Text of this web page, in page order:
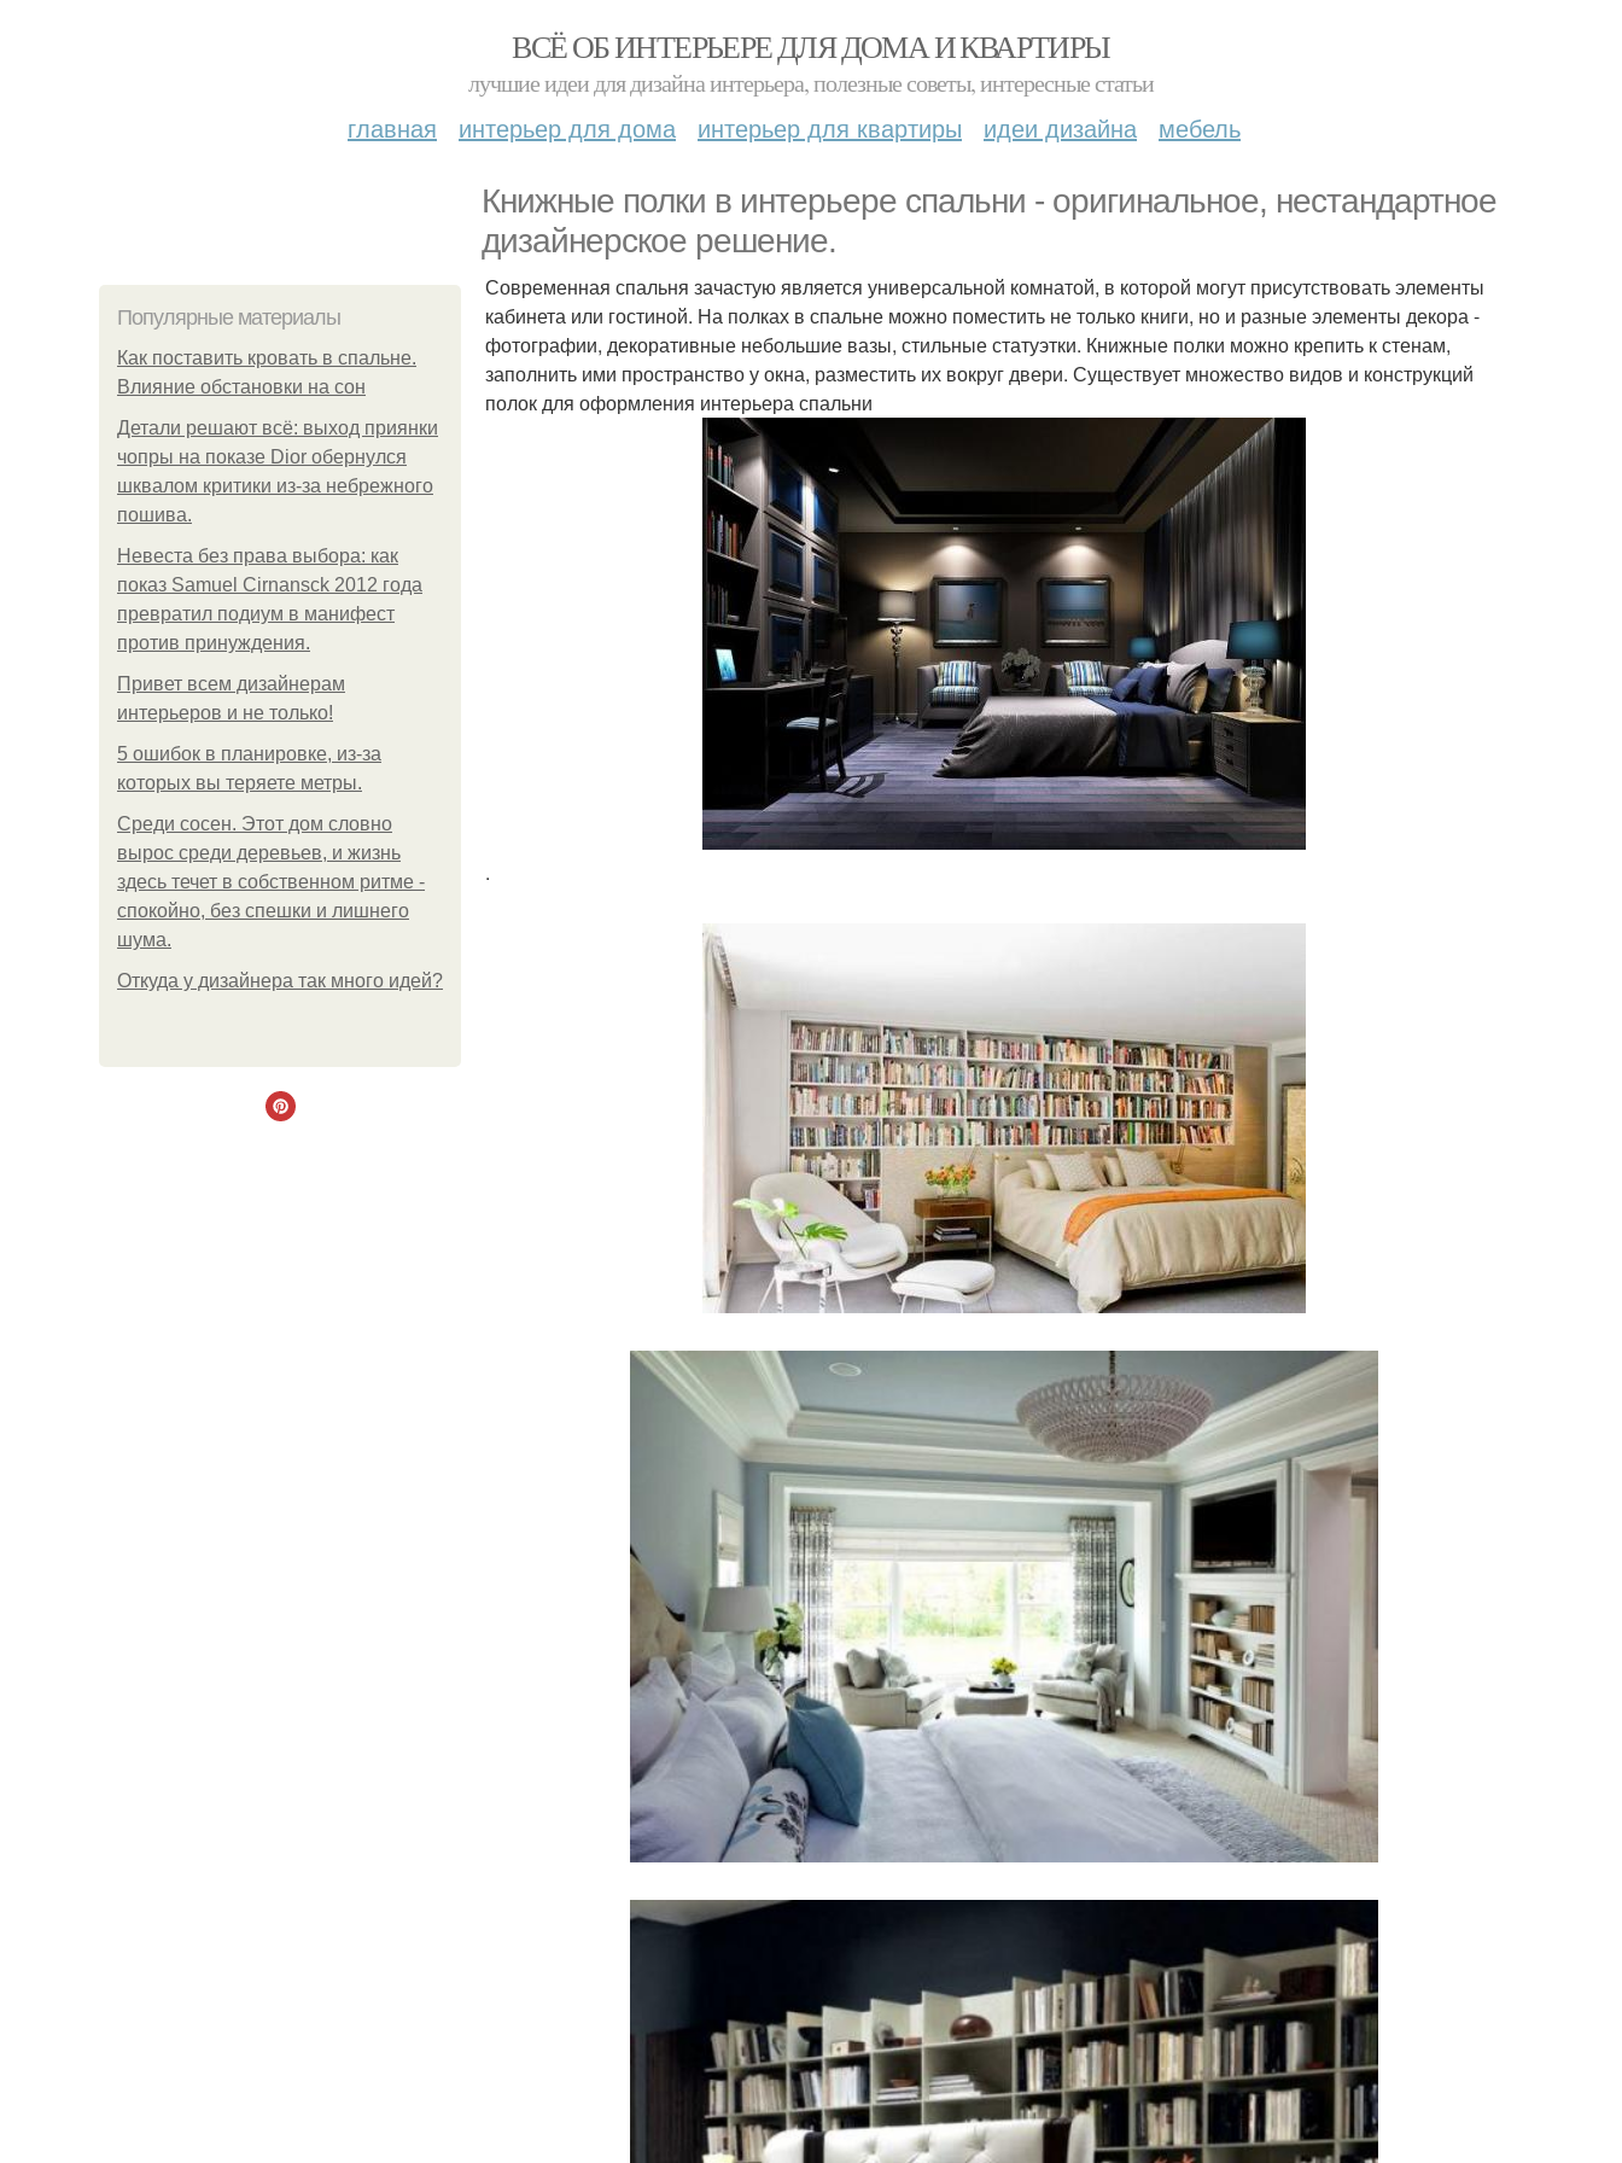
ВСЁ ОБ ИНТЕРЬЕРЕ ДЛЯ ДОМА И КВАРТИРЫ
лучшие идеи для дизайна интерьера, полезные советы, интересные статьи
главная интерьер для дома интерьер для квартиры идеи дизайна мебель
Книжные полки в интерьере спальни - оригинальное, нестандартное
дизайнерское решение.
Популярные материалы
Как поставить кровать в спальне.
Влияние обстановки на сон
Детали решают всё: выход приянки
чопры на показе Dior обернулся
шквалом критики из-за небрежного
пошива.
Невеста без права выбора: как
показ Samuel Cirnansck 2012 года
превратил подиум в манифест
против принуждения.
Привет всем дизайнерам
интерьеров и не только!
5 ошибок в планировке, из-за
которых вы теряете метры.
Среди сосен. Этот дом словно
вырос среди деревьев, и жизнь
здесь течет в собственном ритме -
спокойно, без спешки и лишнего
шума.
Откуда у дизайнера так много идей?
Современная спальня зачастую является универсальной комнатой, в которой могут присутствовать элементы
кабинета или гостиной. На полках в спальне можно поместить не только книги, но и разные элементы декора -
фотографии, декоративные небольшие вазы, стильные статуэтки. Книжные полки можно крепить к стенам,
заполнить ими пространство у окна, разместить их вокруг двери. Существует множество видов и конструкций
полок для оформления интерьера спальни
.